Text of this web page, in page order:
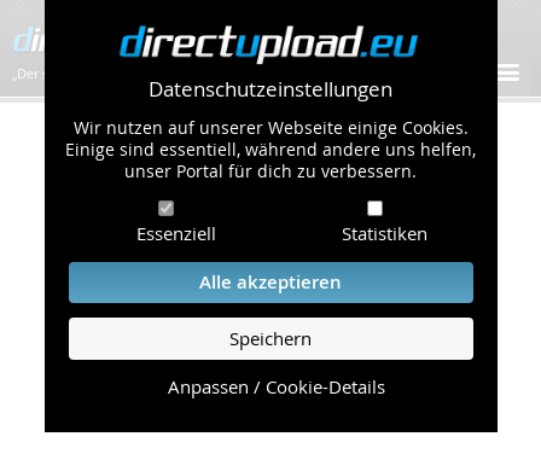
Datenschutzeinstellungen
Wir nutzen auf unserer Webseite einige Cookies.
Einige sind essentiell, während andere uns helfen,
unser Portal für dich zu verbessern.
Essenziell Statistiken
Alle akzeptieren
Speichern
Anpassen / Cookie-Details
„Der schnellste Bilder-Hoster im Web!”
Kontakt & Support
Um eine schnelle und unkomplizierte
Bearbeitung Ihres Problems zu gewährleisten,
bitten wir Sie,
folgende Punkte zu beachten und einzuhalten.
Die schnellste Hilfe finden Sie auf unserer
Seite, die die häufig gestellten Fragen